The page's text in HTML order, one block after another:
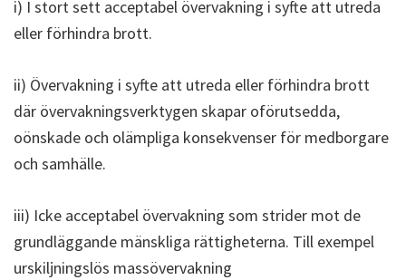
i) I stort sett acceptabel övervakning i syfte att utreda
eller förhindra brott.
ii) Övervakning i syfte att utreda eller förhindra brott
där övervakningsverktygen skapar oförutsedda,
oönskade och olämpliga konsekvenser för medborgare
och samhälle.
iii) Icke acceptabel övervakning som strider mot de
grundläggande mänskliga rättigheterna. Till exempel
urskiljningslös massövervakning